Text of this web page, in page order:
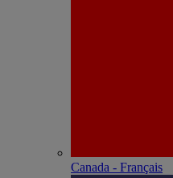
Canada - Français